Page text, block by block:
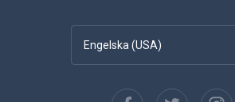
Engelska (USA)